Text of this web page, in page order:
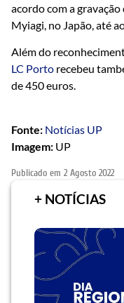
acordo com a
Myiagi, no Japão, até
Além do
LC Porto recebeu
de 450 euros.
Fonte: Notícias UP
Imagem: UP
Publicado em 2 Agosto 2022
+ NOTÍCIAS